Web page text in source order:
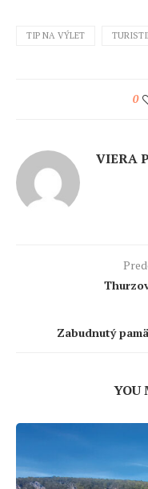
TIP NA VÝLET
0
VIERA
Zabudnutý
YOU